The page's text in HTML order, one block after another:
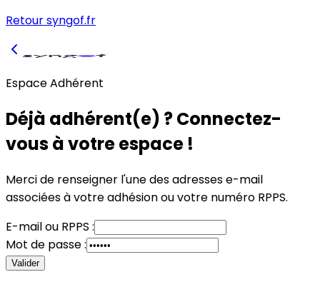
Retour syngof.fr
Espace Adhérent
Déjà adhérent(e) ? Connectez-
vous à votre espace !
Merci de renseigner l'une des adresses e-mail
associées à votre adhésionouvotre numéro RPPS.
E-mailou RPPS :
Mot de passe :
Valider